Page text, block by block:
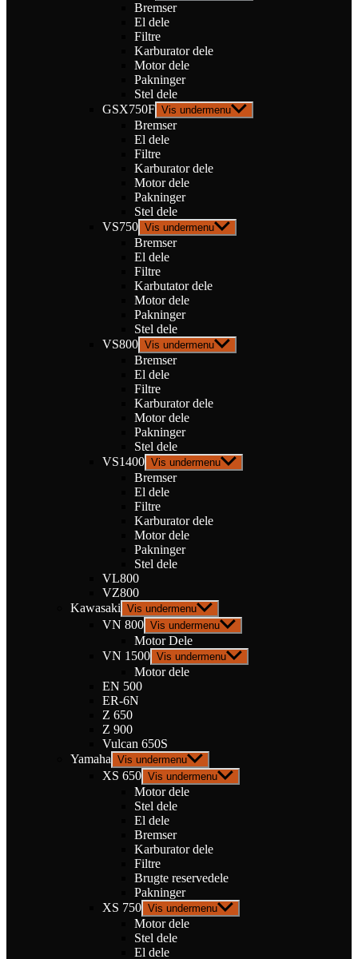
Bremser
El dele
Filtre
Karburator dele
Motor dele
Pakninger
Stel dele
GSX750F Vis undermenu
Bremser
El dele
Filtre
Karburator dele
Motor dele
Pakninger
Stel dele
VS750 Vis undermenu
Bremser
El dele
Filtre
Karbutator dele
Motor dele
Pakninger
Stel dele
VS800 Vis undermenu
Bremser
El dele
Filtre
Karburator dele
Motor dele
Pakninger
Stel dele
VS1400 Vis undermenu
Bremser
El dele
Filtre
Karburator dele
Motor dele
Pakninger
Stel dele
VL800
VZ800
Kawasaki Vis undermenu
VN 800 Vis undermenu
Motor Dele
VN 1500 Vis undermenu
Motor dele
EN 500
ER-6N
Z 650
Z 900
Vulcan 650S
Yamaha Vis undermenu
XS 650 Vis undermenu
Motor dele
Stel dele
El dele
Bremser
Karburator dele
Filtre
Brugte reservedele
Pakninger
XS 750 Vis undermenu
Motor dele
Stel dele
El dele